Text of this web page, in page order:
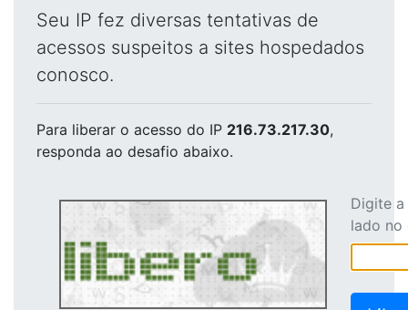
Seu IP fez diversas tentativas de
acessos suspeitos a sites hospedados
conosco.
Para liberar o acesso do IP 216.73.217.30,
responda ao desafio abaixo.
Digite
lado no